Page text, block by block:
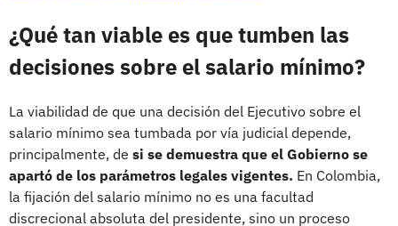
¿Qué tan viable es que tumben las
decisiones sobre el salario mínimo?
La viabilidad de que una decisión del Ejecutivo sobre el
salario mínimo sea tumbada por vía judicial depende,
principalmente, de si se demuestra que el Gobierno se
apartó de los parámetros legales vigentes. En Colombia,
la fijación del salario mínimo no es una facultad
discrecional absoluta del presidente, sino un proceso